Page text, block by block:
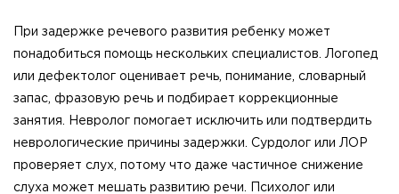
При задержке речевого развития ребенку может
понадобиться помощь нескольких специалистов. Логопед
или дефектолог оценивает речь, понимание, словарный
запас, фразовую речь и подбирает коррекционные
занятия. Невролог помогает исключить или подтвердить
неврологические причины задержки. Сурдолог или ЛОР
проверяет слух, потому что даже частичное снижение
слуха может мешать развитию речи. Психолог или